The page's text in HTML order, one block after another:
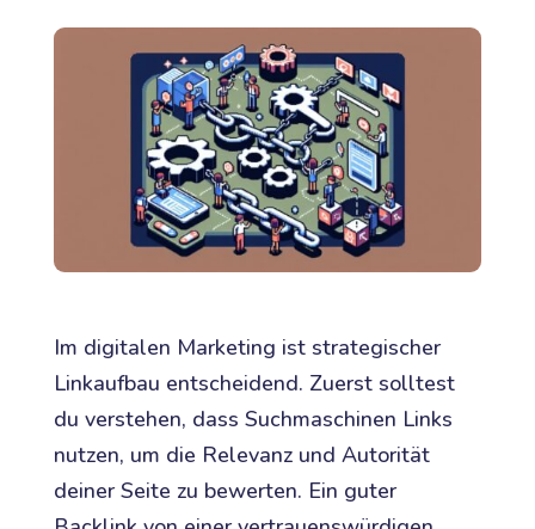
Im digitalen Marketing ist strategischer
Linkaufbau entscheidend. Zuerst solltest
du verstehen, dass Suchmaschinen Links
nutzen, um die Relevanz und Autorität
deiner Seite zu bewerten. Ein guter